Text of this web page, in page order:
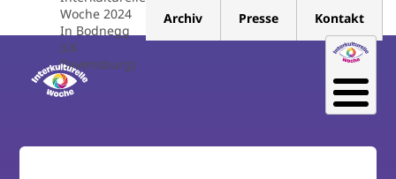
Woche 2024
In Bodnegg
(LK
Ravensburg)
Archiv Presse Kontakt